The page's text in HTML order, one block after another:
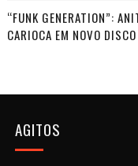
“FUNK GENERATION”:
CARIOCA EM NOVO DISCO
AGITOS